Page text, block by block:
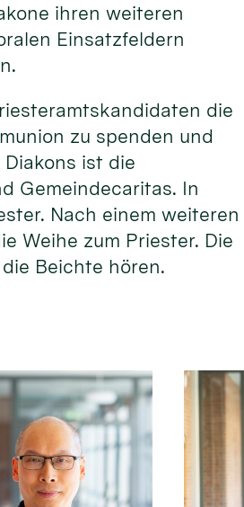
ihren weiteren
Einsatzfeldern
die
zu spenden und
ist die
Gemeindecaritas. In
Nach einem weiteren
Weihe zum Priester. Die
Beichte hören.